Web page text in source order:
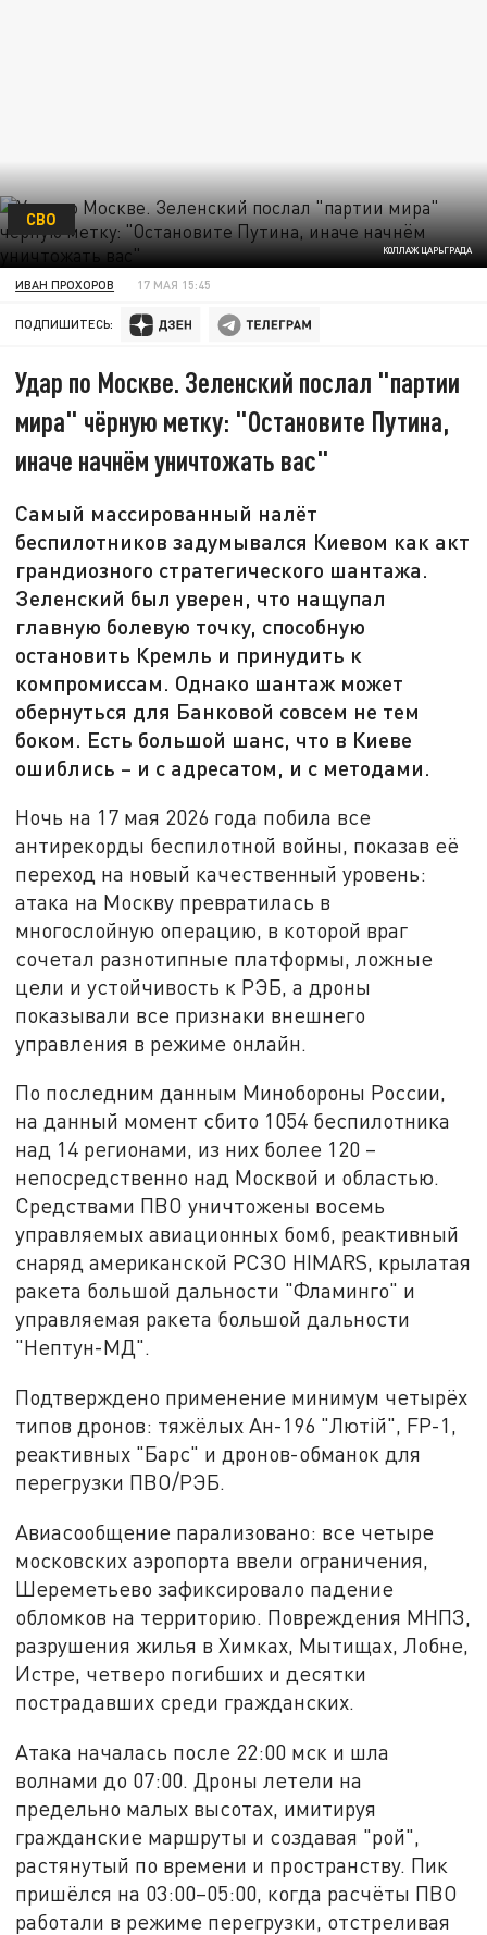
КОЛЛАЖ ЦАРЬГРАДА
СВО
ИВАН ПРОХОРОВ 17 МАЯ 15:45
ПОДПИШИТЕСЬ:
Удар по Москве. Зеленский послал "партии
мира" чёрную метку: "Остановите Путина,
иначе начнём уничтожать вас"
Самый массированный налёт
беспилотников задумывался Киевом как акт
грандиозного стратегического шантажа.
Зеленский был уверен, что нащупал
главную болевую точку, способную
остановить Кремль и принудить к
компромиссам. Однако шантаж может
обернуться для Банковой совсем не тем
боком. Есть большой шанс, что в Киеве
ошиблись – и с адресатом, и с методами.
Ночь на 17 мая 2026 года побила все
антирекорды беспилотной войны, показав её
переход на новый качественный уровень:
атака на Москву превратилась в
многослойную операцию, в которой враг
сочетал разнотипные платформы, ложные
цели и устойчивость к РЭБ, а дроны
показывали все признаки внешнего
управления в режиме онлайн.
По последним данным Минобороны России,
на данный момент сбито 1054 беспилотника
над 14 регионами, из них более 120 –
непосредственно над Москвой и областью.
Средствами ПВО уничтожены восемь
управляемых авиационных бомб, реактивный
снаряд американской РСЗО HIMARS, крылатая
ракета большой дальности "Фламинго" и
управляемая ракета большой дальности
"Нептун-МД".
Подтверждено применение минимум четырёх
типов дронов: тяжёлых Ан-196 "Лютiй", FP-1,
реактивных "Барс" и дронов-обманок для
перегрузки ПВО/РЭБ.
Авиасообщение парализовано: все четыре
московских аэропорта ввели ограничения,
Шереметьево зафиксировало падение
обломков на территорию. Повреждения МНПЗ,
разрушения жилья в Химках, Мытищах, Лобне,
Истре, четверо погибших и десятки
пострадавших среди гражданских.
Атака началась после 22:00 мск и шла
волнами до 07:00. Дроны летели на
предельно малых высотах, имитируя
гражданские маршруты и создавая "рой",
растянутый по времени и пространству. Пик
пришёлся на 03:00–05:00, когда расчёты ПВО
работали в режиме перегрузки, отстреливая